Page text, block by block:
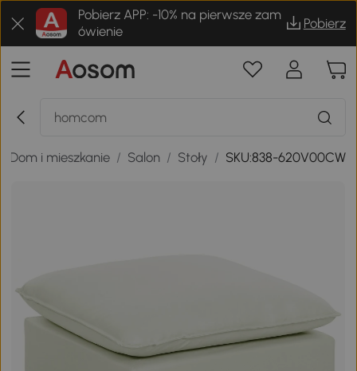
Pobierz APP: -10% na pierwsze zam
ówienie
Pobierz
Dom i mieszkanie / Salon / Stoły / SKU:838-620V00CW